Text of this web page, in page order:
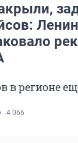
в регионе
4 066